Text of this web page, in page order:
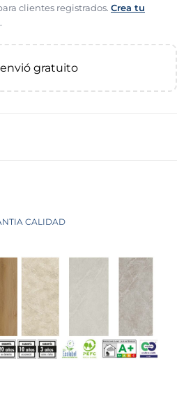
clientes registrados. Crea tu
envió gratuito
CALIDAD